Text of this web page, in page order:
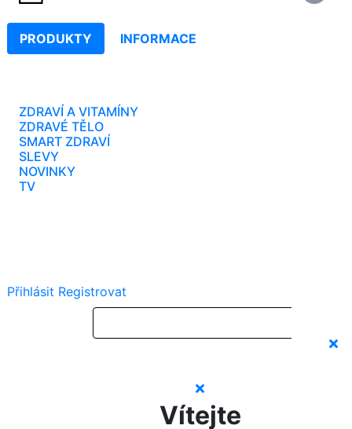
PRODUKTY INFORMACE
ZDRAVÍ A VITAMÍNY
ZDRAVÉ TĚLO
SMART ZDRAVÍ
SLEVY
NOVINKY
TV
Přihlásit Registrovat
Vítejte